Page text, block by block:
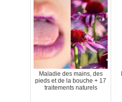
Maladie des mains, des
pieds et de la bouche + 17
traitements naturels